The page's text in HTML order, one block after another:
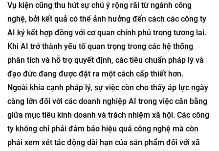
Vụ kiện cũng thu hút sự chú ý rộng rãi từ ngành công
nghệ, bởi kết quả có thể ảnh hưởng đến cách các công ty
AI ký kết hợp đồng với cơ quan chính phủ trong tương lai.
Khi AI trở thành yếu tố quan trọng trong các hệ thống
phân tích và hỗ trợ quyết định, các tiêu chuẩn pháp lý và
đạo đức đang được đặt ra một cách cấp thiết hơn.
Ngoài khía cạnh pháp lý, sự việc còn cho thấy áp lực ngày
càng lớn đối với các doanh nghiệp AI trong việc cân bằng
giữa mục tiêu kinh doanh và trách nhiệm xã hội. Các công
ty không chỉ phải đảm bảo hiệu quả công nghệ mà còn
phải xem xét tác động dài hạn của sản phẩm đối với xã